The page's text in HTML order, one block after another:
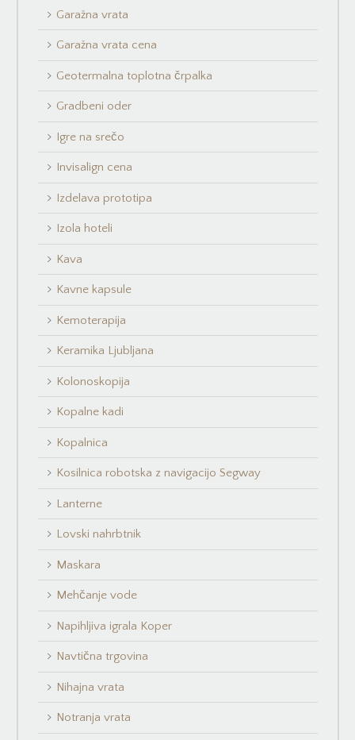
Garažna vrata
Garažna vrata cena
Geotermalna toplotna črpalka
Gradbeni oder
Igre na srečo
Invisalign cena
Izdelava prototipa
Izola hoteli
Kava
Kavne kapsule
Kemoterapija
Keramika Ljubljana
Kolonoskopija
Kopalne kadi
Kopalnica
Kosilnica robotska z navigacijo Segway
Lanterne
Lovski nahrbtnik
Maskara
Mehčanje vode
Napihljiva igrala Koper
Navtična trgovina
Nihajna vrata
Notranja vrata